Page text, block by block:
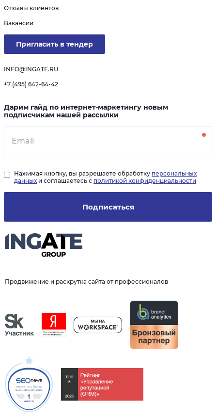
Продвижение и раскрутка сайта от профессионалов
Отзывы клиентов
Вакансии
Пригласить в тендер
INFO@INGATE.RU
+7 (495) 642-64-42
Дарим гайд по интернет-маркетингу новым
подписчикам нашей рассылки
Подписаться
Нажимая кнопку, вы разрешаете обработку персональных
данных и соглашаетесь с политикой конфиденциальности